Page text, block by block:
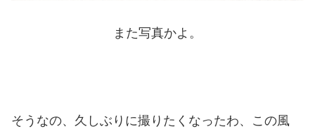
また写真かよ。
そうなの、久しぶりに撮りたくなったわ、この風